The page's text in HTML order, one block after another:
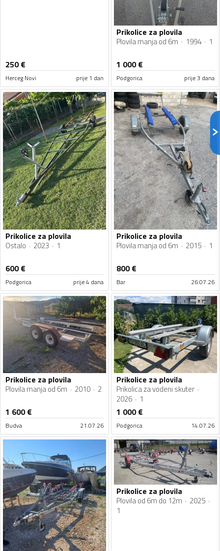
250€
Herceg Novi prije 1 dan
Prikolice za plovila
Plovila manja od 6m 1994 1
1 000€
Podgorica prije 3 dana
Prikolice za plovila
Ostalo 2023 1
600€
Podgorica prije 4 dana
Prikolice za plovila
Plovila manja od 6m 2015 1
800€
Bar 26.07.26
Prikolice za plovila
Plovila manja od 6m 2010 2
1 600€
Budva 21.07.26
Prikolice za plovila
Prikolica za vodeni skuter
2026
1
1 000€
Podgorica 14.07.26
Prikolice za plovila
Plovila od 6m do 12m
2025
1